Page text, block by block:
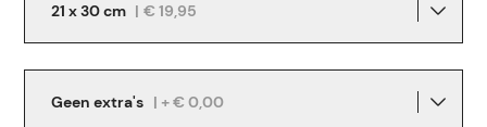
21 x 30 cm | € 19,95
Geen extra's | + € 0,00